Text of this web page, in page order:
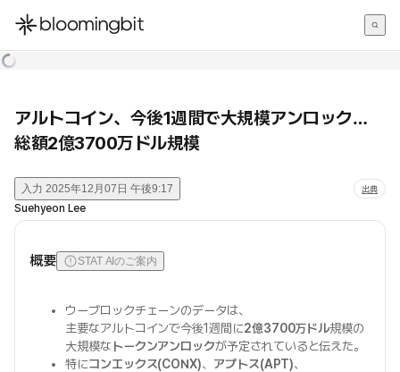
한국어
アルトコイン、今後1週間で大規模アンロック…
総額2億3700万ドル規模
入力 2025年12月07日 午後9:17 出典
Suehyeon Lee
概要 STAT AIのご案内
ウーブロックチェーンのデータは、
主要なアルトコインで今後1週間に2億3700万ドル規模の
大規模な トークンアンロックが予定されていると伝えた。
特にコンエックス(CONX)、 アプトス(APT)、